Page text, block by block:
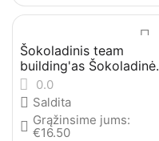
Šokoladinis team
building'as Šokoladinė
dirbtuvėse
0.0
Saldita
Grąžinsime jums:
€16.50